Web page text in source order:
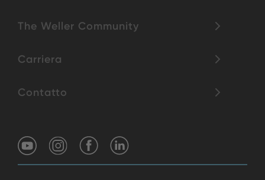
The Weller Community
Carriera
Contatto